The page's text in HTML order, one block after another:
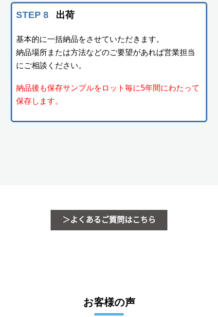
STEP 8 出荷
基本的に一括納品をさせていただきます。
納品場所または方法などのご要望があれば営業担当
にご相談ください。
納品後も保存サンプルをロット毎に5年間にわたって
保存します。
お客様の声